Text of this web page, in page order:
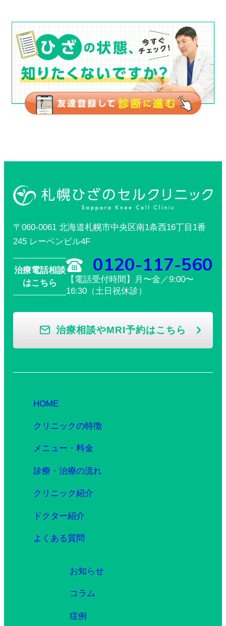
〒060-0061 北海道札幌市中央区南1条西16丁目1番
245 レーベンビル4F
治療電話相談
はこちら
0120-117-560
【電話受付時間】月〜金／9:00〜
16:30（土日祝休診）
治療相談やMRI予約はこちら
HOME
クリニックの特徴
メニュー・料金
診療・治療の流れ
クリニック紹介
ドクター紹介
よくある質問
お知らせ
コラム
症例